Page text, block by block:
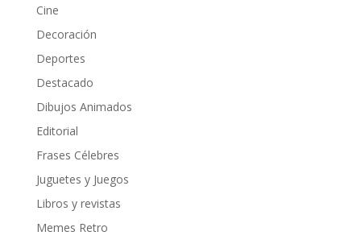
Cine
Decoración
Deportes
Destacado
Dibujos Animados
Editorial
Frases Célebres
Juguetes y Juegos
Libros y revistas
Memes Retro